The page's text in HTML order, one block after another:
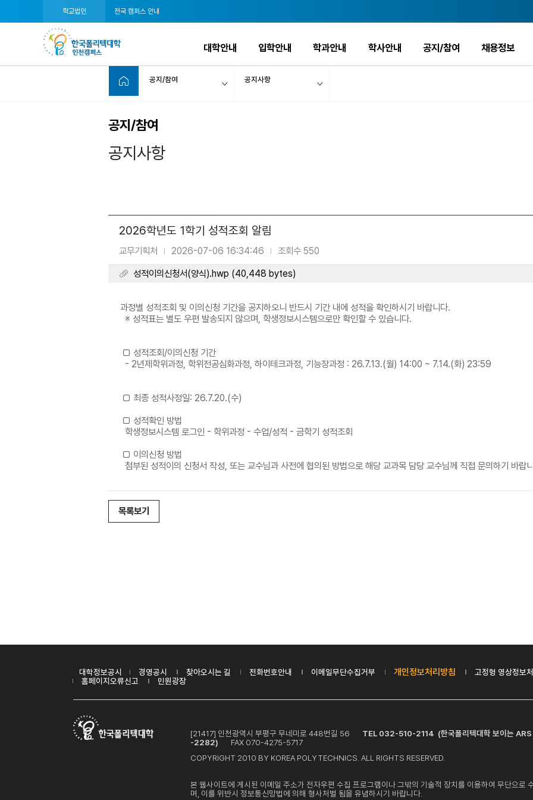
학교법인 전국 캠퍼스 안내
대학안내 입학안내 학과안내 학사안내 공지/참여 채용정보
공지/참여 공지사항
공지/참여
공지사항
2026학년도 1학기 성적조회 알림
교무기획처 | 2026-07-06 16:34:46 |
조회수 550
성적이의신청서(양식).hwp (40,448 bytes)
과정별 성적조회 및 이의신청 기간을 공지하오니 반드시 기간 내에 성적을 확인하시기 바랍니다.
※ 성적표는 별도 우편 발송되지 않으며, 학생정보시스템으로만 확인할 수 있습니다.
□ 성적조회/이의신청 기간
- 2년제학위과정, 학위전공심화과정, 하이테크과정, 기능장과정 : 26.7.13.(월) 14:00 ~ 7.14.(화) 23:59
□ 최종 성적사정일: 26.7.20.(수)
□ 성적확인 방법
학생정보시스템 로그인 - 학위과정 - 수업/성적 - 금학기 성적조회
□ 이의신청 방법
첨부된 성적이의 신청서 작성, 또는 교수님과 사전에 협의된 방법으로 해당 교과목 담당 교수님께 직접 문의하기 바랍
목록보기
대학정보공시 경영공시 찾아오시는 길 전화번호안내 이메일무단수집거부 개인정보처리방침
고정형 영상정보
홈페이지오류신고
민원광장
[21417] 인천광역시 부평구 무네미로 448번길 56 TEL 032-510-2114 (한국폴리텍대학 보이는
-2282)
FAX 070-4275-5717
COPYRIGHT 2010 BY KOREA POLYTECHNICS. ALL RIGHTS RESERVED.
본 웹사이트에 게시된 이메일 주소가 전자우편 수집 프로그램이나 그밖의 기술적 장치를 이용하여 무단으로
며, 이를 위반시 정보통신망법에 의해 형사처벌 됨을 유념하시기 바랍니다.